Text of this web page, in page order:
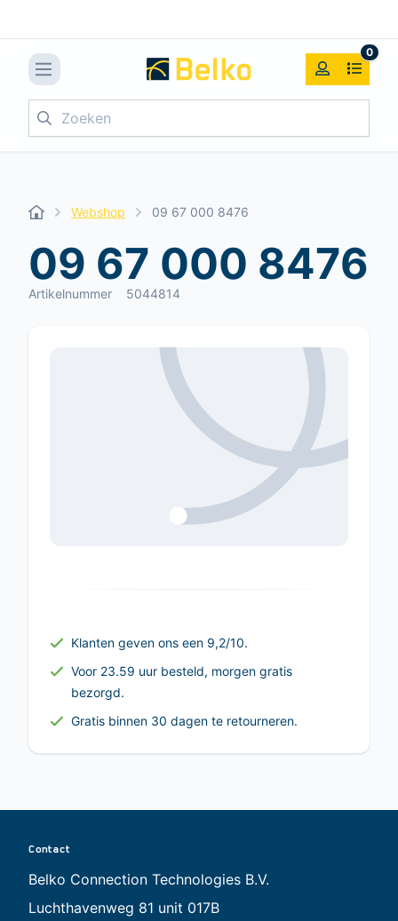
0
Zoeken
Webshop 09 67 000 8476
09 67 000 8476
Artikelnummer 5044814
Klanten geven ons een 9,2/10.
Voor 23.59 uur besteld, morgen gratis
bezorgd.
Gratis binnen 30 dagen te retourneren.
Contact
Belko Connection Technologies B.V.
Luchthavenweg 81 unit 017B